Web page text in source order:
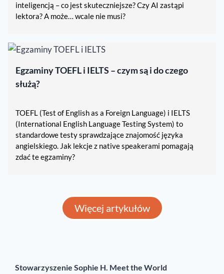
inteligencją – co jest skuteczniejsze? Czy AI zastąpi
lektora? A może… wcale nie musi?
Egzaminy TOEFL i IELTS – czym są i do czego
służą?
TOEFL (Test of English as a Foreign Language) i IELTS
(International English Language Testing System) to
standardowe testy sprawdzające znajomość języka
angielskiego. Jak lekcje z native speakerami pomagają
zdać te egzaminy?
Więcej artykułów
Stowarzyszenie Sophie H. Meet the World